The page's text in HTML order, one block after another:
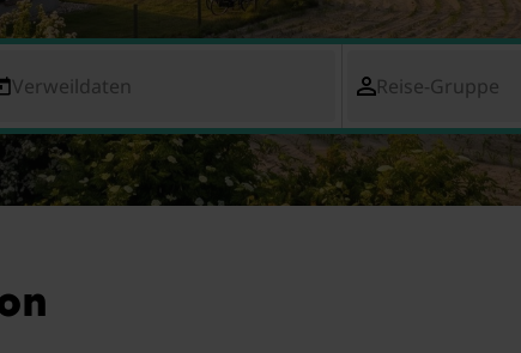
Verweildaten Reise-Gruppe